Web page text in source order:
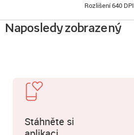
Rozlišení 640 DPI
Naposledy zobrazený
Stáhněte si